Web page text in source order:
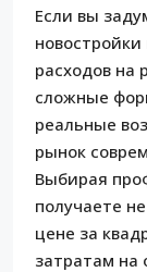
Если вы
расходов на
сложные
реальные
рынок
Выбирая
получаете
цене за
затратам на